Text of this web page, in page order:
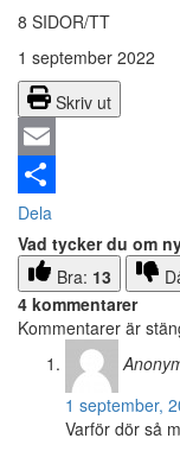
8 SIDOR/TT
1 september 2022
Skriv ut
Email
Dela
Vad tycker du om
Bra: 13
4 kommentarer
Kommentarer är
1 september,
Varför dör så